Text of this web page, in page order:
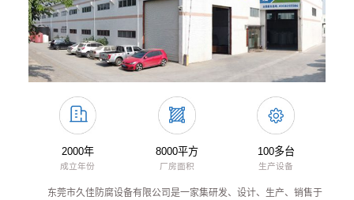
2000年
成立年份
8000平方
厂房面积
100多台
生产设备
东莞市久佳防腐设备有限公司是一家集研发、设计、生产、销售于